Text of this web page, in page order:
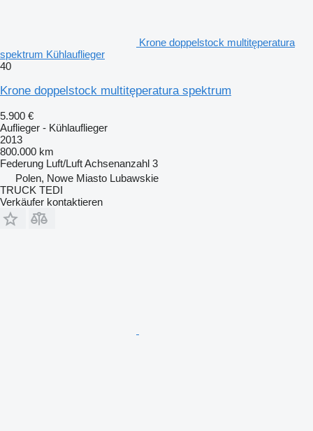
Krone doppelstock multitęperatura
spektrum Kühlauflieger
40
Krone doppelstock multitęperatura spektrum
5.900 €
Auflieger - Kühlauflieger
2013
800.000 km
Federung Luft/LuftAchsenanzahl 3
Polen, Nowe Miasto Lubawskie
TRUCK TEDI
Verkäufer kontaktieren